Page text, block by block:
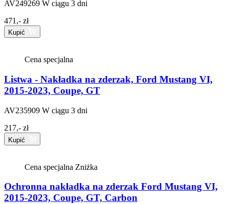
AV249269 W ciągu 3 dni
471,- zł
Kupić
Cena specjalna
Listwa - Nakładka na zderzak, Ford Mustang VI,
2015-2023, Coupe, GT
AV235909 W ciągu 3 dni
217,- zł
Kupić
Cena specjalna Zniżka
Ochronna nakładka na zderzak Ford Mustang VI,
2015-2023, Coupe, GT, Carbon